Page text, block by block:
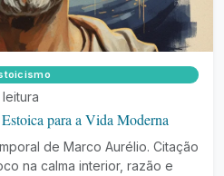
leitura
para a Vida Moderna
de Marco Aurélio. Citação
na calma interior, razão e